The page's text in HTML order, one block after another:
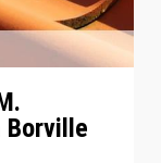
Borville